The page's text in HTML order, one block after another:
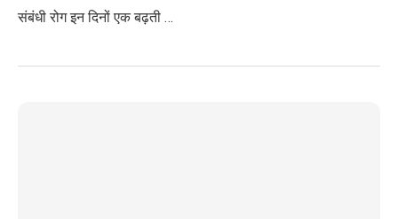
संबंधी रोग इन दिनों एक बढ़ती …